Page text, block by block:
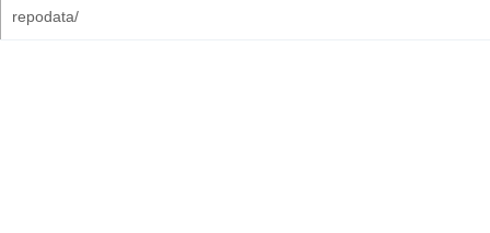
repodata/